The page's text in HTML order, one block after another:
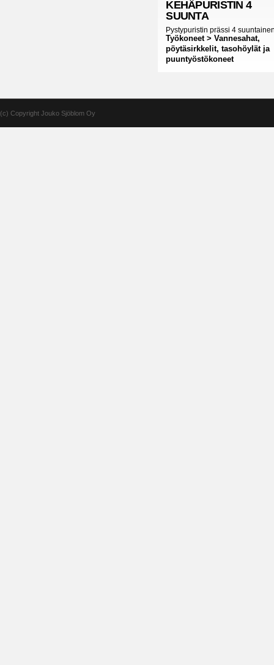
KEHÄPURISTIN 4
SUUNTA
Pystypuristin prässi 4
Työkoneet > Vannesahat,
pöytäsirkkelit, tasohöylät ja
puuntyöstökoneet
(c) Copyright Jouko Sjöblom Oy